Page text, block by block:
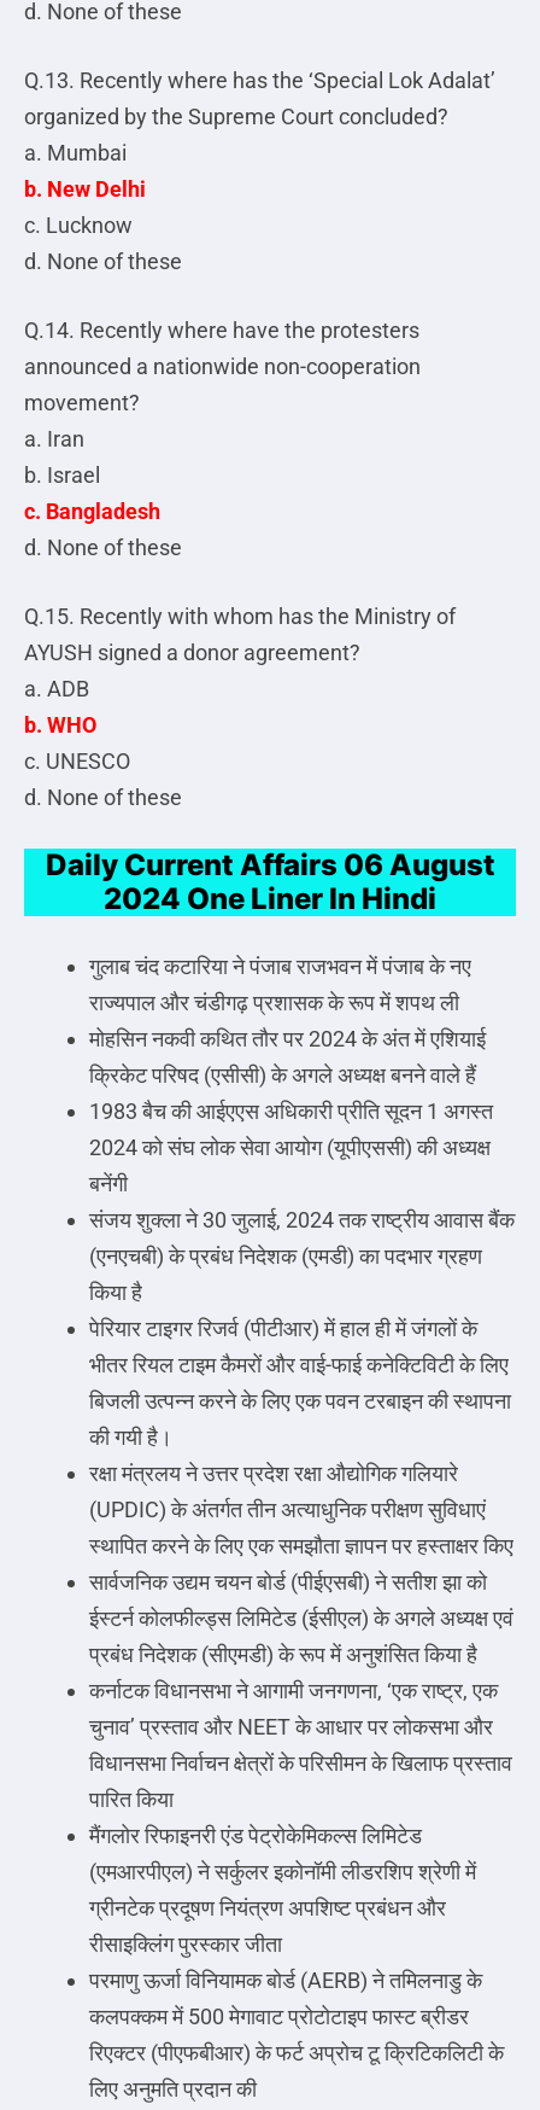
d. None of these
Q.13. Recently where has the ‘Special Lok Adalat’
organized by the Supreme Court concluded?
a. Mumbai
b. New Delhi
c. Lucknow
d. None of these
Q.14. Recently where have the protesters
announced a nationwide non-cooperation
movement?
a. Iran
b. Israel
c. Bangladesh
d. None of these
Q.15. Recently with whom has the Ministry of
AYUSH signed a donor agreement?
a. ADB
b. WHO
c. UNESCO
d. None of these
Daily Current Affairs 06 August
2024 One Liner In Hindi
गुलाब चंद कटारिया ने पंजाब राजभवन में पंजाब के नए
राज्यपाल और चंडीगढ़ प्रशासक के रूप में शपथ ली
मोहसिन नकवी कथित तौर पर 2024 के अंत में एशियाई
क्रिकेट परिषद (एसीसी) के अगले अध्यक्ष बनने वाले हैं
1983 बैच की आईएएस अधिकारी प्रीति सूदन 1 अगस्त
2024 को संघ लोक सेवा आयोग (यूपीएससी) की अध्यक्ष
बनेंगी
संजय शुक्ला ने 30 जुलाई, 2024 तक राष्ट्रीय आवास बैंक
(एनएचबी) के प्रबंध निदेशक (एमडी) का पदभार ग्रहण
किया है
पेरियार टाइगर रिजर्व (पीटीआर) में हाल ही में जंगलों के
भीतर रियल टाइम कैमरों और वाई-फाई कनेक्टिविटी के लिए
बिजली उत्पन्न करने के लिए एक पवन टरबाइन की स्थापना
की गयी है।
रक्षा मंत्रलय ने उत्तर प्रदेश रक्षा औद्योगिक गलियारे
(UPDIC) के अंतर्गत तीन अत्याधुनिक परीक्षण सुविधाएं
स्थापित करने के लिए एक समझौता ज्ञापन पर हस्ताक्षर किए
सार्वजनिक उद्यम चयन बोर्ड (पीईएसबी) ने सतीश झा को
ईस्टर्न कोलफील्ड्स लिमिटेड (ईसीएल) के अगले अध्यक्ष एवं
प्रबंध निदेशक (सीएमडी) के रूप में अनुशंसित किया है
कर्नाटक विधानसभा ने आगामी जनगणना, ‘एक राष्ट्र, एक
चुनाव’ प्रस्ताव और NEET के आधार पर लोकसभा और
विधानसभा निर्वाचन क्षेत्रों के परिसीमन के खिलाफ प्रस्ताव
पारित किया
मैंगलोर रिफाइनरी एंड पेट्रोकेमिकल्स लिमिटेड
(एमआरपीएल) ने सर्कुलर इकोनॉमी लीडरशिप श्रेणी में
ग्रीनटेक प्रदूषण नियंत्रण अपशिष्ट प्रबंधन और
रीसाइक्लिंग पुरस्कार जीता
परमाणु ऊर्जा विनियामक बोर्ड (AERB) ने तमिलनाडु के
कलपक्कम में 500 मेगावाट प्रोटोटाइप फास्ट ब्रीडर
रिएक्टर (पीएफबीआर) के फर्ट अप्रोच टू क्रिटिकलिटी के
लिए अनुमति प्रदान की